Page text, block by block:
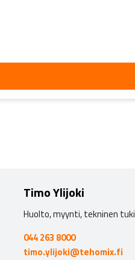
Timo Ylijoki
Huolto, myynti, tekninen tuki
044 263 8000
timo.ylijoki@tehomix.fi